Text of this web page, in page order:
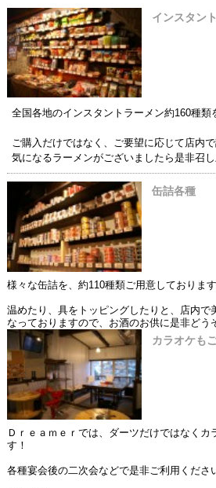
インスタン
全国各地のインスタントラーメン約160種類
ご購入だけではなく、ご要望に応じて店内
気になるラーメンがございましたら是非召
缶詰各種
様々な缶詰を、約110種類ご用意しております
温めたり、具をトッピングしたりと、店内で
なっておりますので、お酒のお供に是非どう
カラオケも
Ｄｒｅａｍｅｒでは、ダーツだけではなくカ
す！
各種宴会後の二次会などで是非ご利用くださ